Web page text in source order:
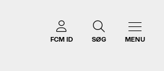
FCM ID SØG MENU